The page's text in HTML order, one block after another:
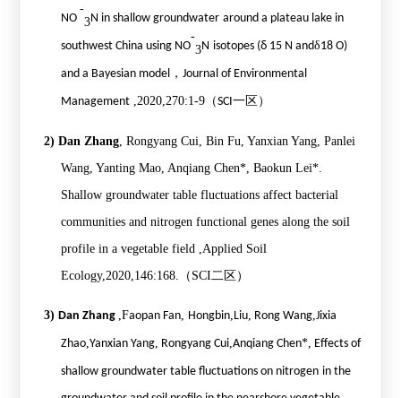
NO
-
3N in shallow groundwater around a plateau lake in
southwest China using NO
-
3N isotopes (δ 15 N andδ18 O)
and a Bayesian model， Journal of Environmental
Management,2020,270:1-9（SCI一区）
2) Dan Zhang, Rongyang Cui, Bin Fu, Yanxian Yang, Panlei
Wang, Yanting Mao, Anqiang Chen*, Baokun Lei*.
Shallow groundwater table fluctuations affect bacterial
communities and nitrogen functional genes along the soil
profile in a vegetable field ,Applied Soil
Ecology,2020,146:168.
（ SCI 二区）
3) Dan Zhang ,Faopan Fan, Hongbin, Liu, Rong Wang, Jixia
Zhao, Yanxian Yang, Rongyang Cui, Anqiang Chen*, Effects of
shallow groundwater table fluctuations on nitrogen in the